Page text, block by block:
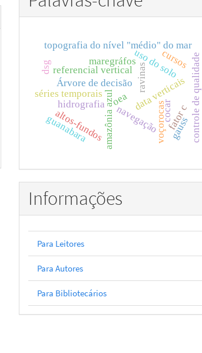
data verticais
amazônia azul voçorocas
ravinas
uso do solo
Árvore de decisão
topografia do nível "médio" do mar
controle de qualidade
referencial vertical
séries temporais
maregráfos
hidrografia
altos-fundos navegaçãococar
dsg
fator c
gauss
oea
cursos
guanabara
Informações
Para Leitores
Para Autores
Para Bibliotecários